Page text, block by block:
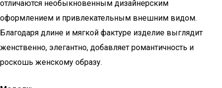
отличаются необыкновенным дизайнерским
оформлением и привлекательным внешним видом.
Благодаря длине и мягкой фактуре изделие выглядит
женственно, элегантно, добавляет романтичность и
роскошь женскому образу.